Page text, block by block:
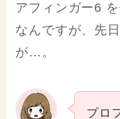
アフィンガー6
なんですが、先
が…。
プロ